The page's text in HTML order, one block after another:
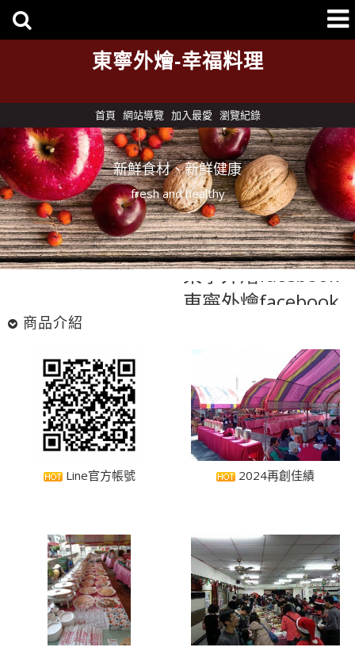
東寧外燴-幸福料理
首頁 網站導覽 加入最愛 瀏覽紀錄
新鮮食材、新鮮健康
fresh and healthy
東寧外燴facebook
東寧外燴facebook
商品介紹
Line官方帳號 2024再創佳績